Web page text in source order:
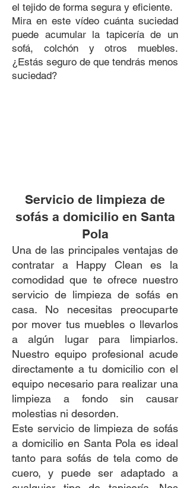
el tejido de forma segura y eficiente.
​Mira en este vídeo cuánta suciedad
puede acumular la tapicería de un
sofá, colchón y otros muebles.
¿Estás seguro de que tendrás menos
suciedad?
Servicio de limpieza de
sofás a domicilio en Santa
Pola
Una de las principales ventajas de
contratar a Happy Clean es la
comodidad que te ofrece nuestro
servicio de limpieza de sofás en
casa. No necesitas preocuparte
por mover tus muebles o llevarlos
a algún lugar para limpiarlos.
Nuestro equipo profesional acude
directamente a tu domicilio con el
equipo necesario para realizar una
limpieza a fondo sin causar
molestias ni desorden.
Este servicio de limpieza de sofás
a domicilio en Santa Pola es ideal
tanto para sofás de tela como de
cuero, y puede ser adaptado a